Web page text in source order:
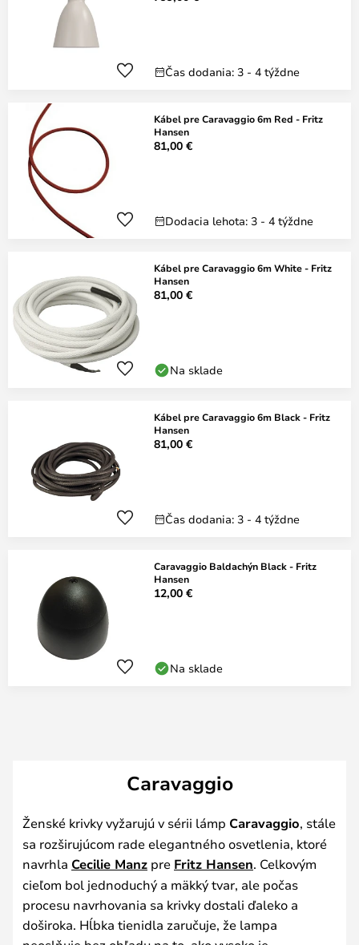
Čas dodania: 3 - 4 týždne
Kábel pre Caravaggio 6m Red - Fritz
Hansen
81,00 €
Dodacia lehota: 3 - 4 týždne
Kábel pre Caravaggio 6m White - Fritz
Hansen
81,00 €
Na sklade
Kábel pre Caravaggio 6m Black - Fritz
Hansen
81,00 €
Čas dodania: 3 - 4 týždne
Caravaggio Baldachýn Black - Fritz
Hansen
12,00 €
Na sklade
Caravaggio
Ženské krivky vyžarujú v sérii lámp Caravaggio, stále
sa rozširujúcom rade elegantného osvetlenia, ktoré
navrhla Cecilie Manz pre Fritz Hansen. Celkovým
cieľom bol jednoduchý a mäkký tvar, ale počas
procesu navrhovania sa krivky dostali ďaleko a
doširoka. Hĺbka tienidla zaručuje, že lampa